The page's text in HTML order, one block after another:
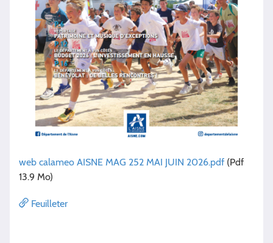
web calameo AISNE MAG 252 MAI JUIN 2026.pdf (Pdf
13.9 Mo)
Feuilleter